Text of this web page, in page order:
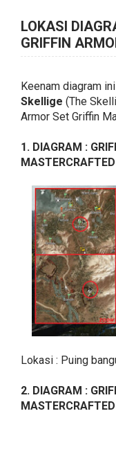
LOKASI
GRIFFIN
Keenam diagram
Skellige (The
Armor Set Griffin
1. DIAGRAM :
MASTERCRAFTED
Lokasi : Puing
2. DIAGRAM :
MASTERCRAFTED